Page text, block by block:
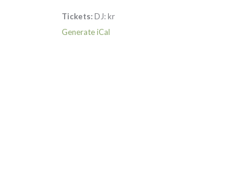
Tickets:DJ:kr
Generate iCal